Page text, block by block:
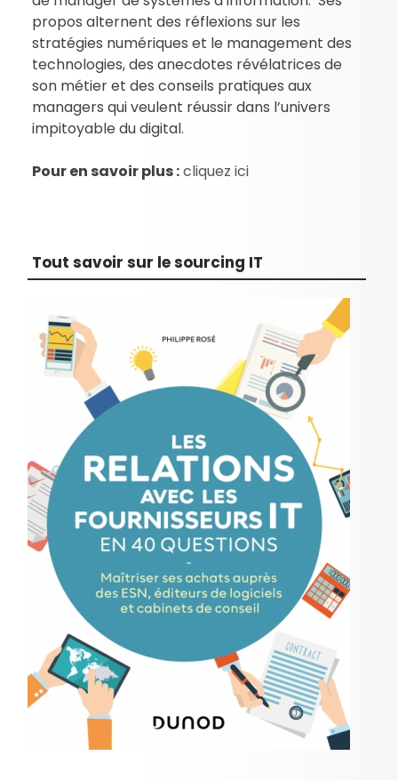
propos alternent des réflexions sur les
stratégies numériques et le management des
technologies, des anecdotes révélatrices de
son métier et des conseils pratiques aux
managers qui veulent réussir dans l’univers
impitoyable du digital.
Pour en savoir plus :cliquez ici
Tout savoir sur le sourcing IT